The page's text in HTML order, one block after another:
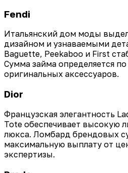
Fendi
Итальянский дом моды
дизайном и узнаваемыми
Baguette, Peekaboo и First
Сумма займа определяется
оригинальных аксессуаров.
Dior
Французская элегантность
Tote обеспечивает высокую
люкса. Ломбард брендовых
максимальную выплату от
экспертизы.